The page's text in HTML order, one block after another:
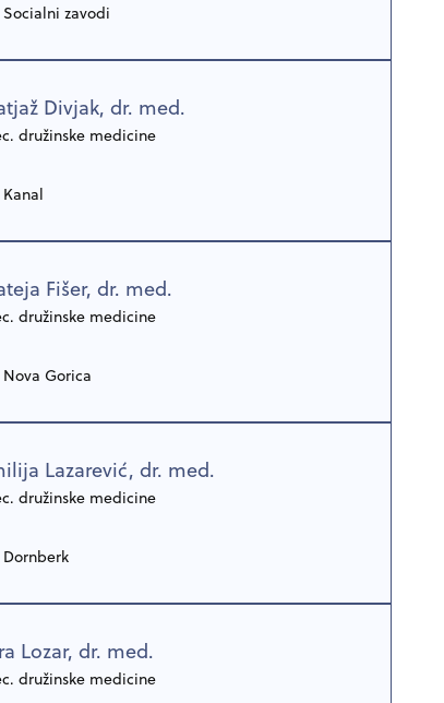
Socialni zavodi
Divjak, dr. med.
družinske medicine
Kanal
Fišer, dr. med.
družinske medicine
Nova Gorica
Lazarević, dr. med.
družinske medicine
Dornberk
Lozar, dr. med.
družinske medicine